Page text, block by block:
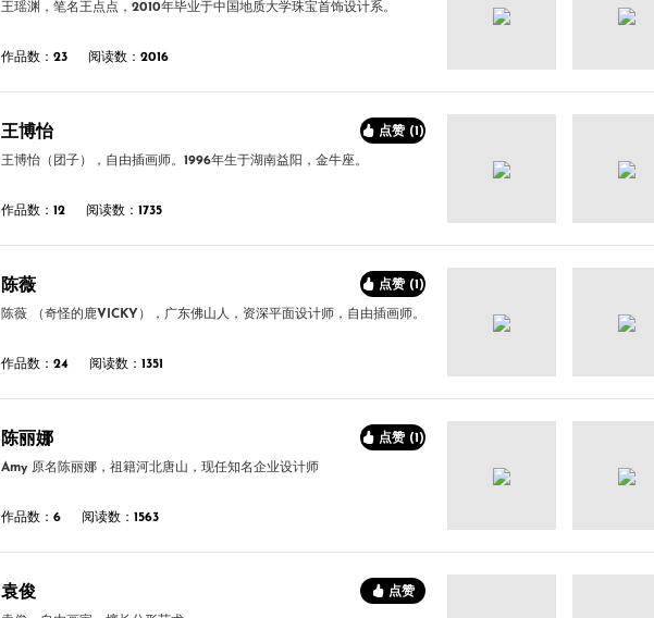
王瑶渊，笔名王点点，2010年毕业于中国地质大学珠宝首饰设计系。
作品数：23 阅读数：2016
王博怡 点赞 (1)
王博怡（团子），自由插画师。1996年生于湖南益阳，金牛座。
作品数：12 阅读数：1735
陈薇 点赞 (1)
陈薇 （奇怪的鹿VICKY），广东佛山人，资深平面设计师，自由插画师。
作品数：24 阅读数：1351
陈丽娜 点赞 (1)
Amy 原名陈丽娜，祖籍河北唐山，现任知名企业设计师
作品数：6 阅读数：1563
袁俊 点赞